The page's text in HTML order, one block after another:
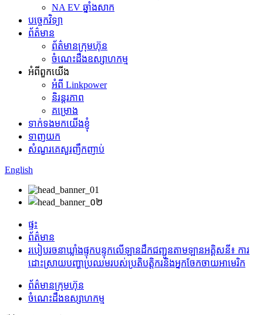
NA EV ឆ្នាំងសាក
បច្ចេកវិទ្យា
ព័ត៌មាន
ព័ត៌មានក្រុមហ៊ុន
ចំណេះដឹងឧស្សាហកម្ម
អំពីពួកយើង
អំពី Linkpower
និរន្តរភាព
គម្រោង
ទាក់ទងមកយើងខ្ញុំ
ទាញយក
សំណួរគេសួរញឹកញាប់
English
ផ្ទះ
ព័ត៌មាន
របៀប​រចនា​ឃ្លាំង​ផ្ទុក​បន្ទុក​លើ​ឡាន​ដឹក​ជញ្ជូន​តាម​ឡាន​អគ្គិសនី៖ ការ​
ដោះស្រាយ​បញ្ហា​ប្រឈម​របស់​ប្រតិបត្តិករ​និង​អ្នក​ចែកចាយ​អាមេរិក
ព័ត៌មានក្រុមហ៊ុន
ចំណេះដឹងឧស្សាហកម្ម